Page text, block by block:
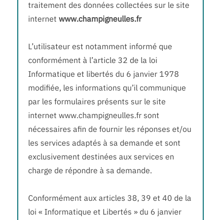
traitement des données collectées sur le site
internet www.champigneulles.fr
L’utilisateur est notamment informé que
conformément à l’article 32 de la loi
Informatique et libertés du 6 janvier 1978
modifiée, les informations qu’il communique
par les formulaires présents sur le site
internet www.champigneulles.fr sont
nécessaires afin de fournir les réponses et/ou
les services adaptés à sa demande et sont
exclusivement destinées aux services en
charge de répondre à sa demande.
Conformément aux articles 38, 39 et 40 de la
loi « Informatique et Libertés » du 6 janvier